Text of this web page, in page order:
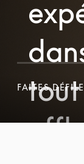
tout
FAITES
FAITES